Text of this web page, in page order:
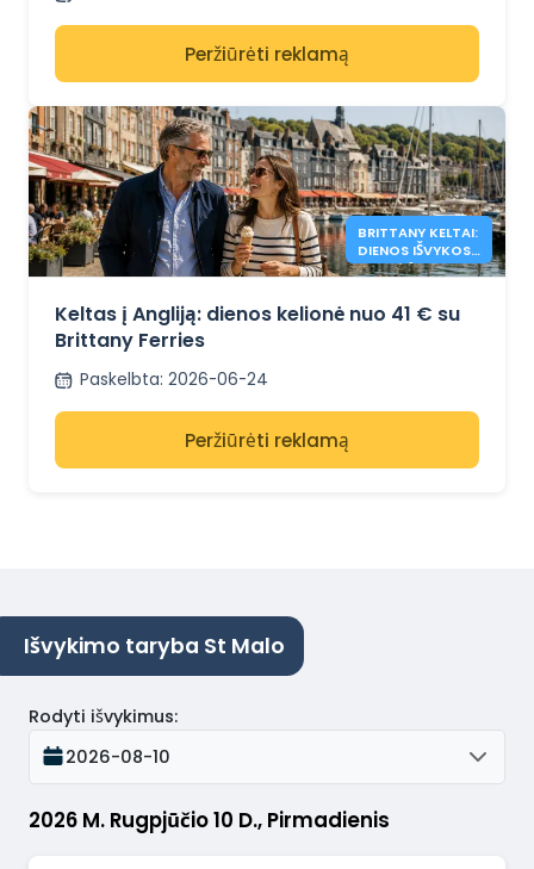
Peržiūrėti reklamą
BRITTANY KELTAI:
DIENOS IŠVYKOS Į
ANGLIJĄ NUO 41
Keltas į Angliją: dienos kelionė nuo 41 € su
Brittany Ferries
Paskelbta: 2026-06-24
Peržiūrėti reklamą
Išvykimo taryba St Malo
2026 M. Rugpjūčio 10 D., Pirmadienis
Rodyti išvykimus:
2026-08-10